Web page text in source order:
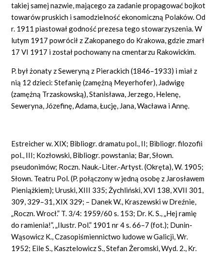
takiej samej nazwie, mającego za zadanie propagować bojkot
towarów pruskich i samodzielność ekonomiczną Polaków. Od
r. 1911 piastował godność prezesa tego stowarzyszenia. W
lutym 1917 powrócił z Zakopanego do Krakowa, gdzie zmarł
17 VI 1917 i został pochowany na cmentarzu Rakowickim.
P. był żonaty z Seweryną z Pierackich (1846–1933) i miał z
nią 12 dzieci: Stefanię (zamężną Meyerhofer), Jadwigę
(zamężną Trzaskowską), Stanisława, Jerzego, Helenę,
Seweryna, Józefinę, Adama, Łucję, Jana, Wacława i Annę.
Estreicher w. XIX; Bibliogr. dramatu pol., II; Bibliogr. filozofii
pol., III; Kozłowski, Bibliogr. powstania; Bar, Słown.
pseudonimów; Roczn. Nauk.-Liter.-Artyst. (Okręta), W. 1905;
Słown. Teatru Pol. (P. połączony w jedną osobę z Jarosławem
Pieniążkiem); Uruski, XIII 335; Żychliński, XVI 138, XVII 301,
309, 329–31, XIX 329; – Danek W., Kraszewski w Dreźnie,
„Roczn. Wrocł.” T. 3/4: 1959/60 s. 153; Dr. K. S., „Hej ramię
do ramienia!”, „Ilustr. Pol.” 1901 nr 4 s. 66–7 (fot.); Dunin-
Wąsowicz K., Czasopiśmiennictwo ludowe w Galicji, Wr.
1952; Eile S., Kasztelowicz S., Stefan Żeromski, Wyd. 2., Kr.